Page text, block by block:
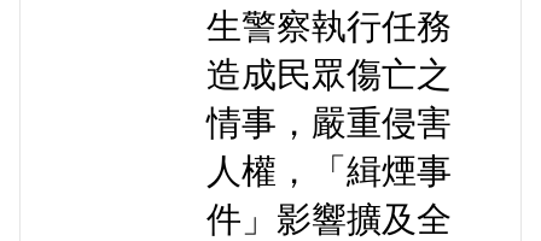
生警察執行任務
造成民眾傷亡之
情事，嚴重侵害
人權，「緝煙事
件」影響擴及全